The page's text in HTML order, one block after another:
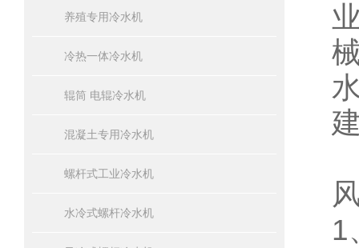
养殖专用冷水机
冷热一体冷水机
辊筒 电辊冷水机
混凝土专用冷水机
螺杆式工业冷水机
水冷式螺杆冷水机
1